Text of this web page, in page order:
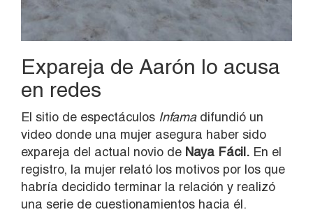
Expareja de Aarón lo acusa
en redes
El sitio de espectáculos Infama difundió un
video donde una mujer asegura haber sido
expareja del actual novio de Naya Fácil. En el
registro, la mujer relató los motivos por los que
habría decidido terminar la relación y realizó
una serie de cuestionamientos hacia él.